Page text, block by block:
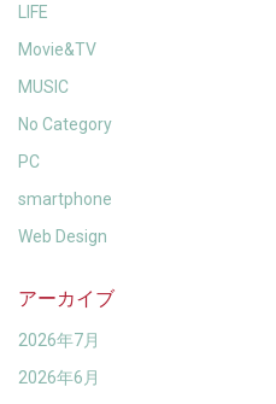
LIFE
Movie&TV
MUSIC
No Category
PC
smartphone
Web Design
アーカイブ
2026年7月
2026年6月